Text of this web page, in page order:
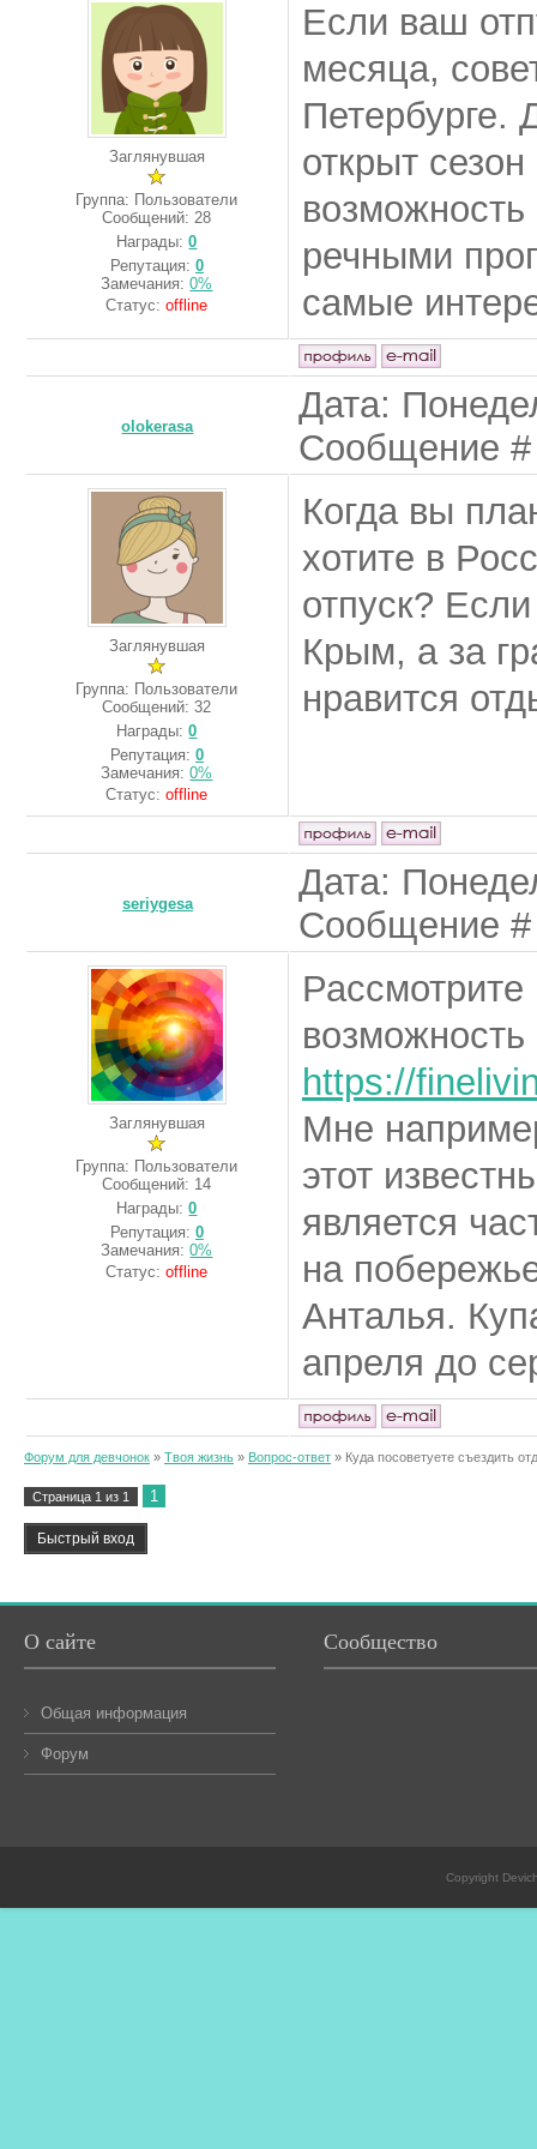
Заглянувшая
Группа: Пользователи
Сообщений: 28
Награды:0
Репутация: 0
Замечания:0%
Статус:offline
Если ваш
месяца,
Петербурге.
открыт
речными
самые
olokerasa
Дата:
Сообщение
Заглянувшая
Группа: Пользователи
Сообщений:32
Награды:0
Репутация: 0
Замечания:0%
Статус:offline
Когда вы
хотите в
отпуск?
Крым, а за
нравится
seriygesa
Дата:
Сообщение
Заглянувшая
Группа: Пользователи
Сообщений: 14
Награды:0
Репутация: 0
Замечания:0%
Статус:offline
возможность
https://
Мне
этот
является
на
Анталья.
апреля до
Форум для девчонок » Твоя жизнь » Вопрос-ответ » Куда посоветуете съездить
Страница 1 из 1 1
О сайте
Общая информация
Форум
Сообщество
Copyright